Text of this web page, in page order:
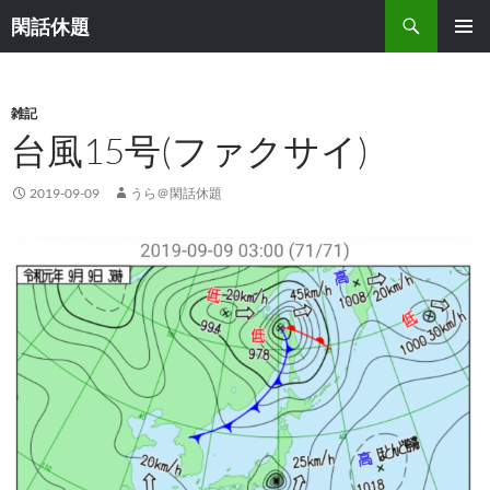
閑話休題
索
ン
ツ
へ
キ
雑記
台風15号(ファクサイ)
2019-09-09 うら＠閑話休題